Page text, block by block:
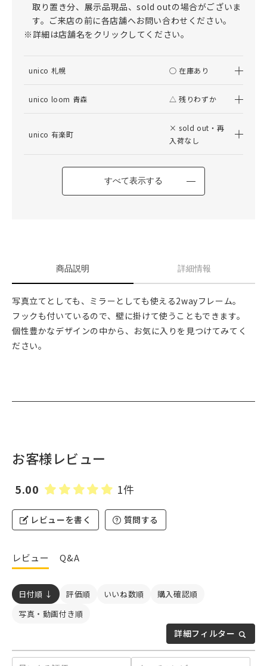
商品説明 詳細情報
写真立てとしても、ミラーとしても使える2wayフレーム。
フックも付いているので、壁に掛けて使うこともできます。
個性豊かなデザインの中から、お気に入りを見つけてみてく
ださい。
お客様レビュー
5.00 1件
レビューを書く 質問する
レビュー Q&A
詳細フィルター
日付順 ↓ 評価順 いいね数順
購入確認順
写真・動画付き順
取り置き分、展示品現品、sold outの場合がございま
す。ご来店の前に各店舗へお問い合わせください。
※詳細は店舗名をクリックしてください。
unico 札幌 ○ 在庫あり
unico loom 青森 △ 残りわずか
unico 有楽町
× sold out・再
入荷なし
すべて表示する